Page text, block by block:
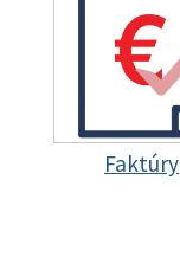
Faktúry